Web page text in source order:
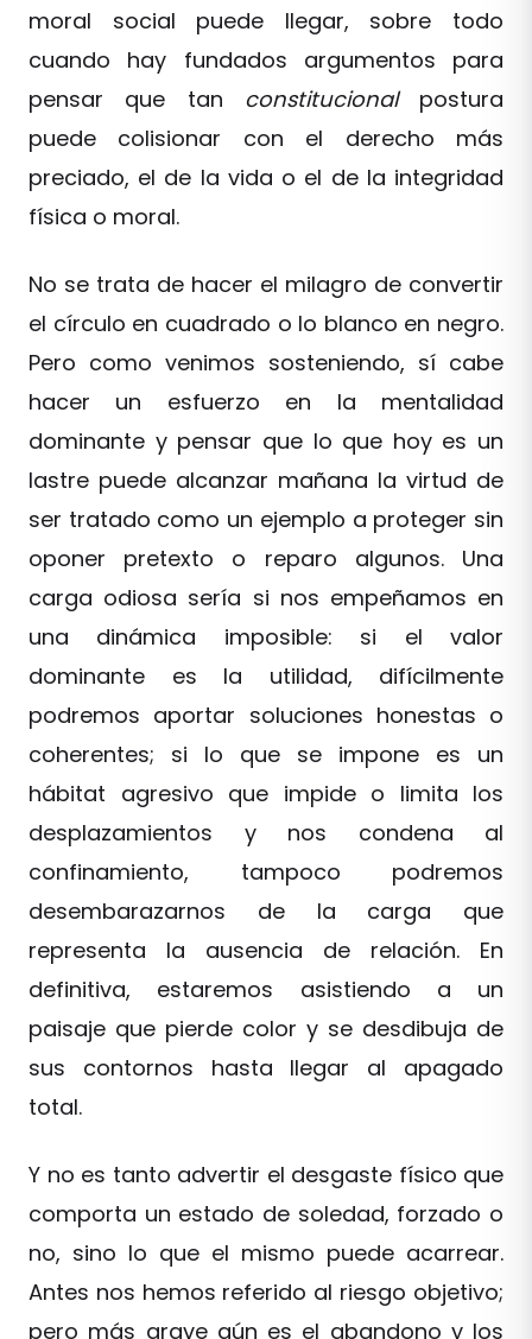
moral social puede llegar, sobre todo
cuando hay fundados argumentos para
pensar que tan constitucional postura
puede colisionar con el derecho más
preciado, el de la vida o el de la integridad
física o moral.
No se trata de hacer el milagro de convertir
el círculo en cuadrado o lo blanco en negro.
Pero como venimos sosteniendo, sí cabe
hacer un esfuerzo en la mentalidad
dominante y pensar que lo que hoy es un
lastre puede alcanzar mañana la virtud de
ser tratado como un ejemplo a proteger sin
oponer pretexto o reparo algunos. Una
carga odiosa sería si nos empeñamos en
una dinámica imposible: si el valor
dominante es la utilidad, difícilmente
podremos aportar soluciones honestas o
coherentes; si lo que se impone es un
hábitat agresivo que impide o limita los
desplazamientos y nos condena al
confinamiento, tampoco podremos
desembarazarnos de la carga que
representa la ausencia de relación. En
definitiva, estaremos asistiendo a un
paisaje que pierde color y se desdibuja de
sus contornos hasta llegar al apagado
total.
Y no es tanto advertir el desgaste físico que
comporta un estado de soledad, forzado o
no, sino lo que el mismo puede acarrear.
Antes nos hemos referido al riesgo objetivo;
pero más grave aún es el abandono y los